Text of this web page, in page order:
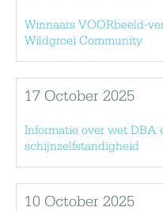
Winnaars VOORbeeld-
Wildgroei Community
17 October 2025
Informatie over wet DBA
schijnzelfstandigheid
10 October 2025